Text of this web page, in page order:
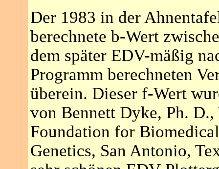
Der 1983 in der
berechnete b-Wert
dem später EDV-mäßig
Programm berechneten
überein. Dieser f-Wert
von Bennett Dyke, Ph.
Foundation for
Genetics, San Antonio,